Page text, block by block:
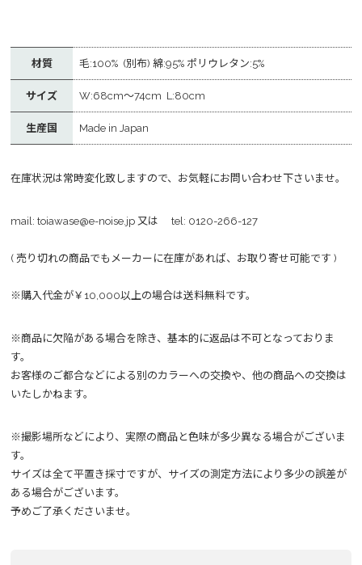
材質 毛:100% (別布) 綿:95% ポリウレタン:5%
サイズ W:68cm～74cm L:80cm
生産国 Made in Japan
在庫状況は常時変化致しますので、お気軽にお問い合わせ下さいませ。
mail: toiawase@e-noise.jp 又は tel: 0120-266-127
( 売り切れの商品でもメーカーに在庫があれば、お取り寄せ可能です )
※購入代金が￥10,000以上の場合は送料無料です。
※商品に欠陥がある場合を除き、基本的に返品は不可となっておりま
す。
お客様のご都合などによる別のカラーへの交換や、他の商品への交換は
いたしかねます。
※撮影場所などにより、実際の商品と色味が多少異なる場合がございま
す。
サイズは全て平置き採寸ですが、サイズの測定方法により多少の誤差が
ある場合がございます。
予めご了承くださいませ。